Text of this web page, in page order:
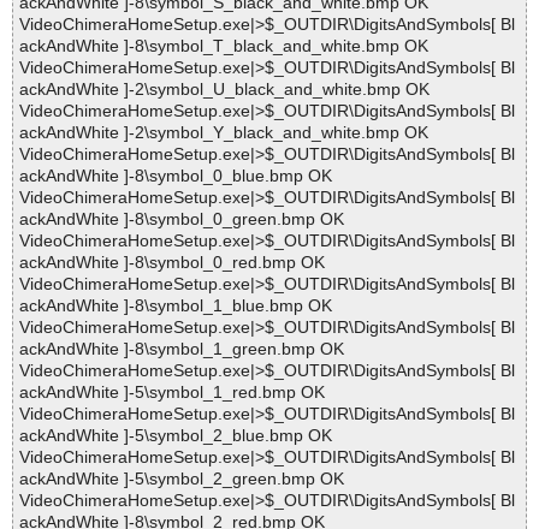
VideoChimeraHomeSetup.exe|>$_OUTDIR\DigitsAndSymbols[ Bl
ackAndWhite ]-8\symbol_T_black_and_white.bmp OK
VideoChimeraHomeSetup.exe|>$_OUTDIR\DigitsAndSymbols[ Bl
ackAndWhite ]-2\symbol_U_black_and_white.bmp OK
VideoChimeraHomeSetup.exe|>$_OUTDIR\DigitsAndSymbols[ Bl
ackAndWhite ]-2\symbol_Y_black_and_white.bmp OK
VideoChimeraHomeSetup.exe|>$_OUTDIR\DigitsAndSymbols[ Bl
ackAndWhite ]-8\symbol_0_blue.bmp OK
VideoChimeraHomeSetup.exe|>$_OUTDIR\DigitsAndSymbols[ Bl
ackAndWhite ]-8\symbol_0_green.bmp OK
VideoChimeraHomeSetup.exe|>$_OUTDIR\DigitsAndSymbols[ Bl
ackAndWhite ]-8\symbol_0_red.bmp OK
VideoChimeraHomeSetup.exe|>$_OUTDIR\DigitsAndSymbols[ Bl
ackAndWhite ]-8\symbol_1_blue.bmp OK
VideoChimeraHomeSetup.exe|>$_OUTDIR\DigitsAndSymbols[ Bl
ackAndWhite ]-8\symbol_1_green.bmp OK
VideoChimeraHomeSetup.exe|>$_OUTDIR\DigitsAndSymbols[ Bl
ackAndWhite ]-5\symbol_1_red.bmp OK
VideoChimeraHomeSetup.exe|>$_OUTDIR\DigitsAndSymbols[ Bl
ackAndWhite ]-5\symbol_2_blue.bmp OK
VideoChimeraHomeSetup.exe|>$_OUTDIR\DigitsAndSymbols[ Bl
ackAndWhite ]-5\symbol_2_green.bmp OK
VideoChimeraHomeSetup.exe|>$_OUTDIR\DigitsAndSymbols[ Bl
ackAndWhite ]-8\symbol_2_red.bmp OK